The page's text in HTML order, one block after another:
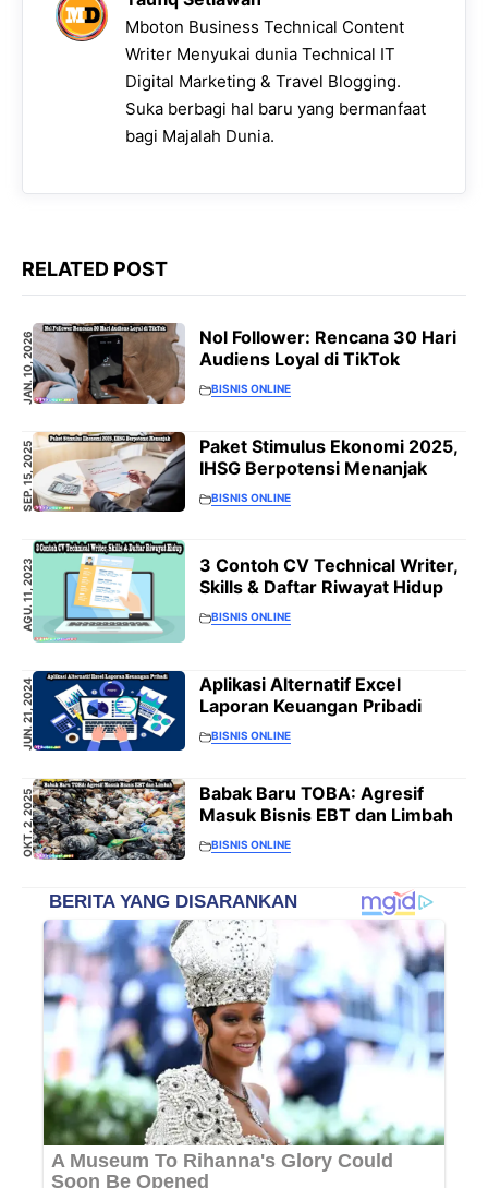
Mboton Business Technical Content
Writer Menyukai dunia Technical IT
Digital Marketing & Travel Blogging.
Suka berbagi hal baru yang bermanfaat
bagi Majalah Dunia.
RELATED POST
JAN. 10, 2026
Nol Follower: Rencana 30 Hari
Audiens Loyal di TikTok
BISNIS ONLINE
SEP. 15, 2025
Paket Stimulus Ekonomi 2025,
IHSG Berpotensi Menanjak
BISNIS ONLINE
AGU. 11, 2023
3 Contoh CV Technical Writer,
Skills & Daftar Riwayat Hidup
BISNIS ONLINE
JUN. 21, 2024
Aplikasi Alternatif Excel
Laporan Keuangan Pribadi
BISNIS ONLINE
OKT. 2, 2025
Babak Baru TOBA: Agresif
Masuk Bisnis EBT dan Limbah
BISNIS ONLINE